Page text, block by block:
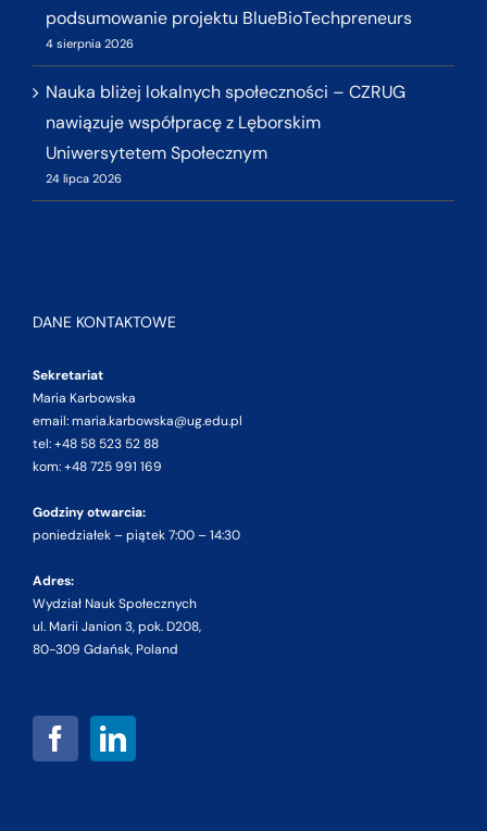
podsumowanie projektu BlueBioTechpreneurs
4 sierpnia 2026
Nauka bliżej lokalnych społeczności – CZRUG
nawiązuje współpracę z Lęborskim
Uniwersytetem Społecznym
24 lipca 2026
DANE KONTAKTOWE
Sekretariat
Maria Karbowska
email: maria.karbowska@ug.edu.pl
tel: +48 58 523 52 88
kom: +48 725 991 169
Godziny otwarcia:
poniedziałek – piątek 7:00 – 14:30
Adres:
Wydział Nauk Społecznych
ul. Marii Janion 3, pok. D208,
80-309 Gdańsk, Poland